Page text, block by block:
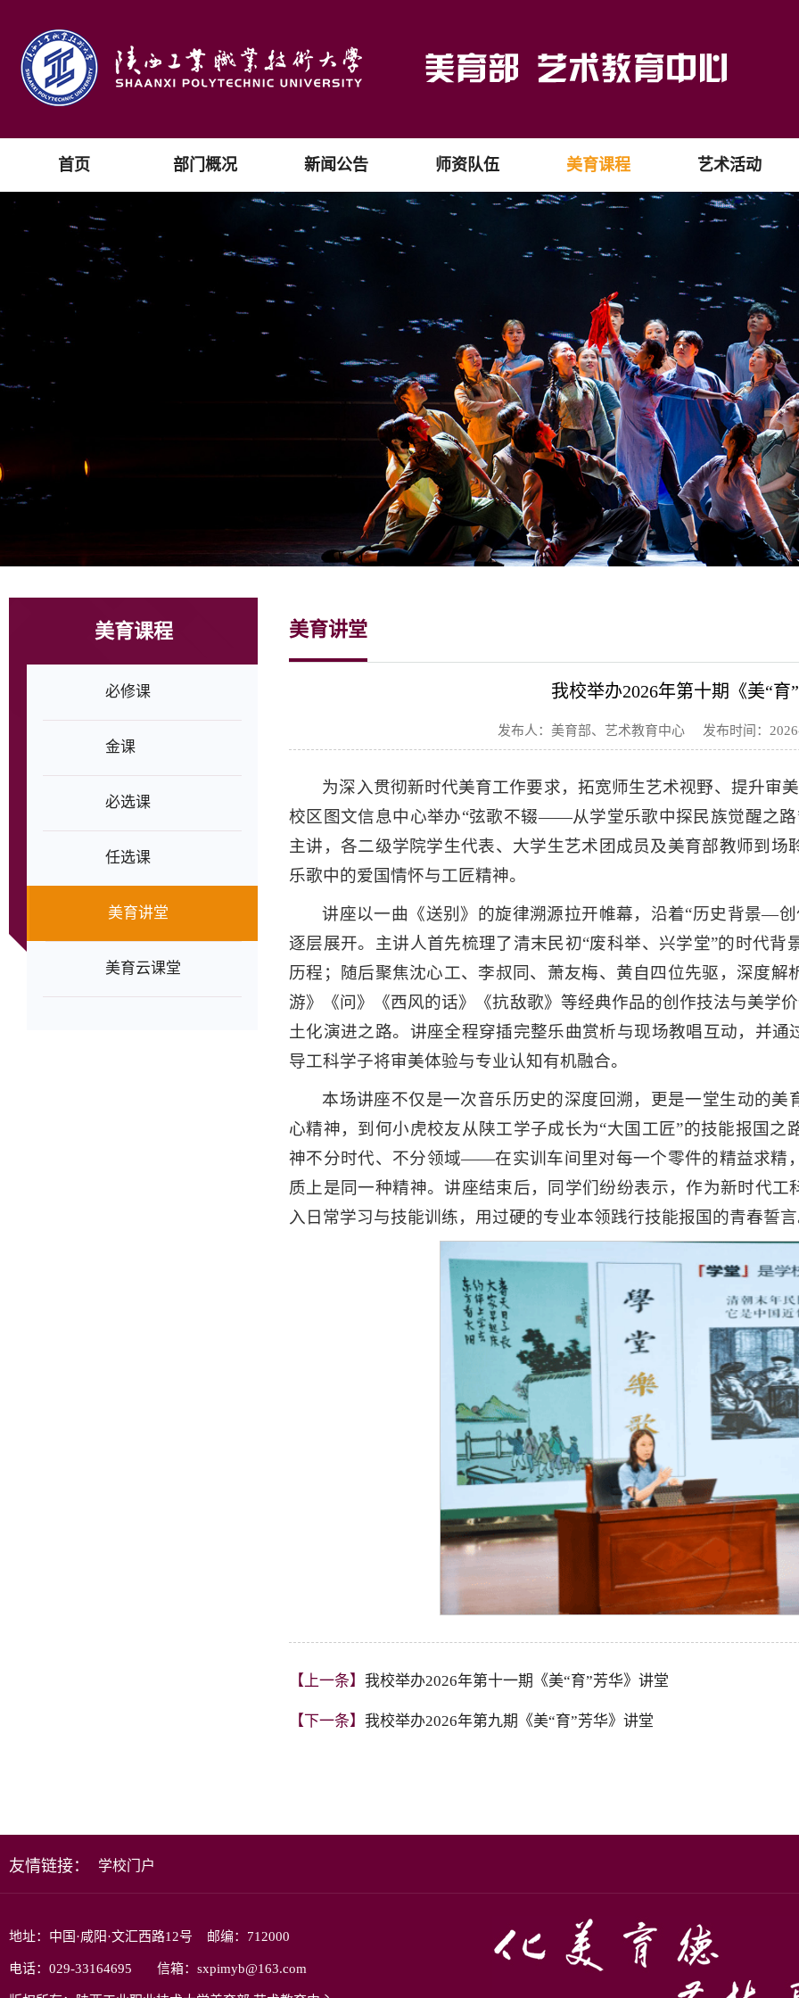
首页 部门概况 新闻公告 师资队伍 美育课程 艺术活动
美育课程
必修课
金课
必选课
任选课
美育讲堂
美育云课堂
美育讲堂
我校举办2026年第十期《美“育
发布人：美育部、艺术教育中心 发布时间：
为深入贯彻新时代美育工作要求，拓宽师生艺术视野、提升审
校区图文信息中心举办“弦歌不辍——从学堂乐歌中探民族觉醒之
主讲，各二级学院学生代表、大学生艺术团成员及美育部教师到
乐歌中的爱国情怀与工匠精神。
讲座以一曲《送别》的旋律溯源拉开帷幕，沿着“历史背景—
逐层展开。主讲人首先梳理了清末民初“废科举、兴学堂”的时代
历程；随后聚焦沈心工、李叔同、萧友梅、黄自四位先驱，深度
游》《问》《西风的话》《抗敌歌》等经典作品的创作技法与美学
土化演进之路。讲座全程穿插完整乐曲赏析与现场教唱互动，并
导工科学子将审美体验与专业认知有机融合。
本场讲座不仅是一次音乐历史的深度回溯，更是一堂生动的美
心精神，到何小虎校友从陕工学子成长为“大国工匠”的技能报国
神不分时代、不分领域——在实训车间里对每一个零件的精益求精
质上是同一种精神。讲座结束后，同学们纷纷表示，作为新时代
入日常学习与技能训练，用过硬的专业本领践行技能报国的青春誓
【上一条】 我校举办2026年第十一期《美“育”芳华》讲堂
【下一条】 我校举办2026年第九期《美“育”芳华》讲堂
友情链接： 学校门户
地址：中国·咸阳·文汇西路12号 邮编：712000
电话：029-33164695 信箱：sxpimyb@163.com